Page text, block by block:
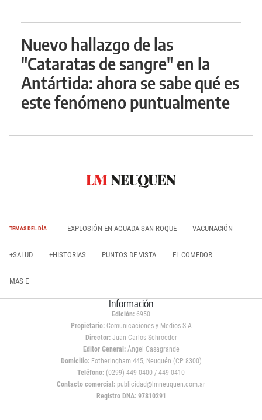
Nuevo hallazgo de las
"Cataratas de sangre" en la
Antártida: ahora se sabe qué es
este fenómeno puntualmente
TEMAS DEL DÍA EXPLOSIÓN EN AGUADA SAN ROQUE VACUNACIÓN
+SALUD +HISTORIAS PUNTOS DE VISTA EL COMEDOR
MAS E
Información
Edición: 6950
Propietario:Comunicaciones y Medios S.A
Director: Juan Carlos Schroeder
Editor General:Ángel Casagrande
Domicilio:Fotheringham 445, Neuquén (CP 8300)
Teléfono: (0299) 449 0400 / 449 0410
Contacto comercial: publicidad@lmneuquen.com.ar
Registro DNA: 97810291